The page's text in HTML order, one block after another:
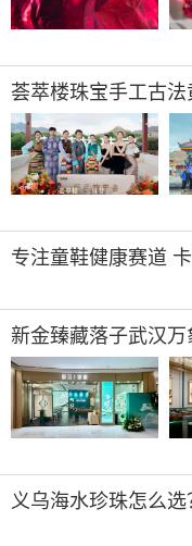
荟萃楼珠宝手工古
市
专注童鞋健康赛道
新金臻藏落子武汉
再启高端新章
义乌海水珍珠怎么